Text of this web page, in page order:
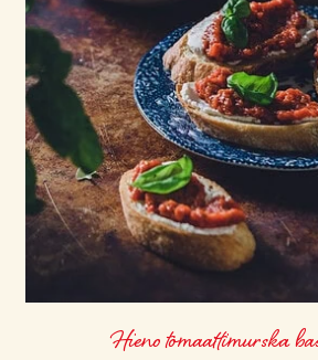
Hieno tomaattimurska